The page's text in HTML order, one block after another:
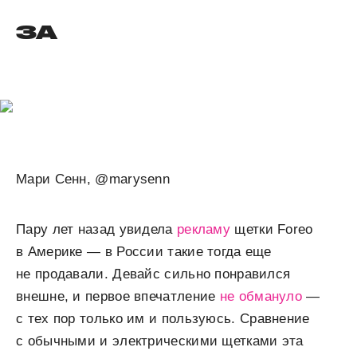
ЗА
Мари Сенн, @marysenn
Пару лет назад увидела рекламу щетки Foreo
в Америке ­— в России такие тогда еще
не продавали. Девайс сильно понравился
внешне, и первое впечатление не обмануло —
с тех пор только им и пользуюсь. Сравнение
с обычными и электрическими щетками эта